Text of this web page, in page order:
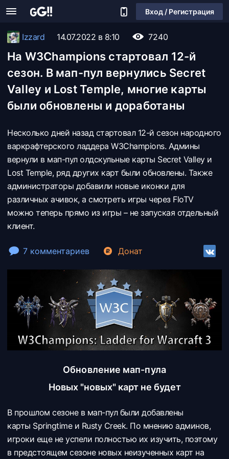
Вход / Регистрация
Izzard 14.07.2022 в 8:10 7240
На W3Champions стартовал 12-й
сезон. В мап-пул вернулись Secret
Valley и Lost Temple, многие карты
были обновлены и доработаны
Несколько дней назад стартовал 12-й сезон народного
варкрафтерского ладдера W3Champions. Админы
вернули в мап-пул олдскульные карты Secret Valley и
Lost Temple, ряд других карт были обновлены. Также
администраторы добавили новые иконки для
различных ачивок, а смотреть игры через FloTV
можно теперь прямо из игры – не запуская отдельный
клиент.
7 комментариев Донат
Обновление мап-пула
Новых "новых" карт не будет
В прошлом сезоне в мап-пул были добавлены
карты Springtime и Rusty Creek. По мнению админов,
игроки еще не успели полностью их изучить, поэтому
в предстоящем сезоне новых неизученных карт на